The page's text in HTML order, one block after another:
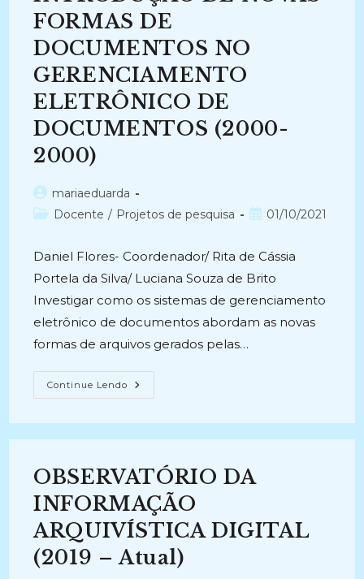
(2020-
2020)
FORMAS DE
DOCUMENTOS NO
GERENCIAMENTO
ELETRÔNICO DE
DOCUMENTOS (2000-
2000)
Autor
do
mariaeduarda
Categoria
Docente / Projetos de pesquisa
Post01/10/2021
Daniel Flores- Coordenador/ Rita de Cássia
Portela da Silva/ Luciana Souza de Brito
Investigar como os sistemas de gerenciamento
eletrônico de documentos abordam as novas
formas de arquivos gerados pelas…
Continue Lendo ANÁLISE
DAS
ARQUIVOS
PELAS
TECNOLOGIAS
DA
INFORMAÇÃO,
A
TIPOLOGIA
DOS
E
A
OBSERVATÓRIO DA
INFORMAÇÃO
ARQUIVÍSTICA DIGITAL
(2019 – Atual)